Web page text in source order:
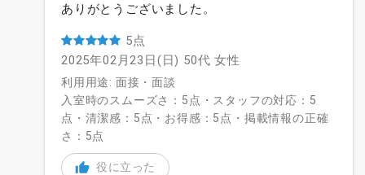
ありがとうございました。
5点
2025年02月23日(日) 50代 女性
利用用途: 面接・面談
入室時のスムーズさ：5点・スタッフの対応：5
点・清潔感：5点・お得感：5点・掲載情報の正確
さ：5点
役に立った